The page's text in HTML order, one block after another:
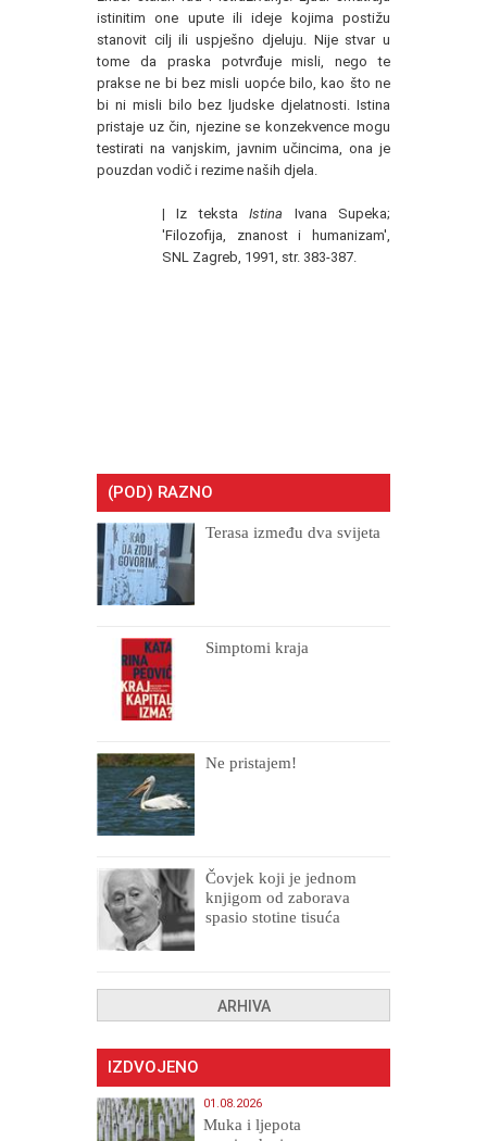
istinitim one upute ili ideje kojima postižu
stanovit cilj ili uspješno djeluju. Nije stvar u
tome da praska potvrđuje misli, nego te
prakse ne bi bez misli uopće bilo, kao što ne
bi ni misli bilo bez ljudske djelatnosti. Istina
pristaje uz čin, njezine se konzekvence mogu
testirati na vanjskim, javnim učincima, ona je
pouzdan vodič i rezime naših djela.
| Iz tekstaIstina Ivana Supeka;
'Filozofija, znanost i humanizam',
SNL Zagreb, 1991, str. 383-387.
(POD) RAZNO
Terasa između dva svijeta
Simptomi kraja
Ne pristajem!
Čovjek koji je jednom
knjigom od zaborava
spasio stotine tisuća
ARHIVA
IZDVOJENO
01.08.2026
Muka i ljepota